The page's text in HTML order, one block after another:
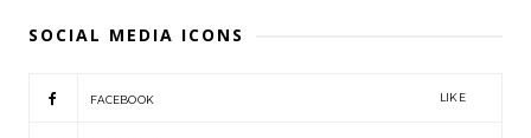
SOCIAL MEDIA ICONS
FACEBOOK LIKE